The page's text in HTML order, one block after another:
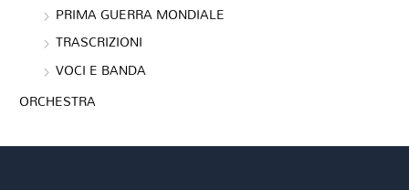
PRIMA GUERRA MONDIALE
TRASCRIZIONI
VOCI E BANDA
ORCHESTRA